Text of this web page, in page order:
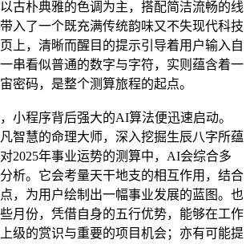
古朴典雅的色调为主，搭配简洁流畅的线
入了一个既充满传统韵味又不失现代科技
上，清晰而醒目的提示引导着用户输入自
串看似普通的数字与字符，实则蕴含着一
密码，是整个测算旅程的起点。
小程序背后强大的AI算法便迅速启动。
智慧的命理大师，深入挖掘生辰八字所蕴
2025年事业运势的测算中，AI会综合多
析。它会考量天干地支的相互作用，结合
，为用户绘制出一幅事业发展的蓝图。也
月份，凭借自身的五行优势，能够在工作
级的赏识与重要的项目机会；亦有可能提